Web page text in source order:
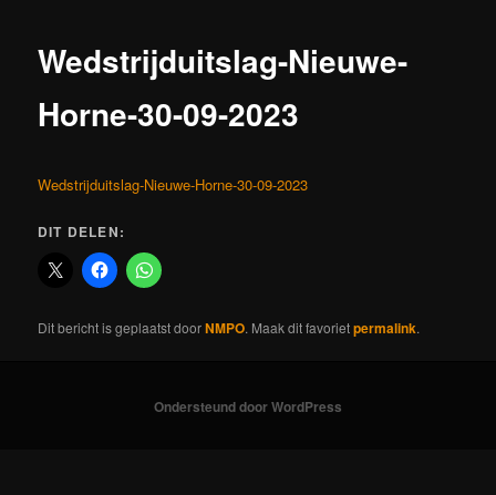
Wedstrijduitslag-Nieuwe-
Horne-30-09-2023
Wedstrijduitslag-Nieuwe-Horne-30-09-2023
DIT DELEN:
Dit bericht is geplaatst doorNMPO. Maak dit favorietpermalink.
Ondersteund door WordPress